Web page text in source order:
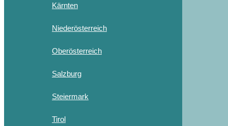
Kärnten
Niederösterreich
Oberösterreich
Salzburg
Steiermark
Tirol